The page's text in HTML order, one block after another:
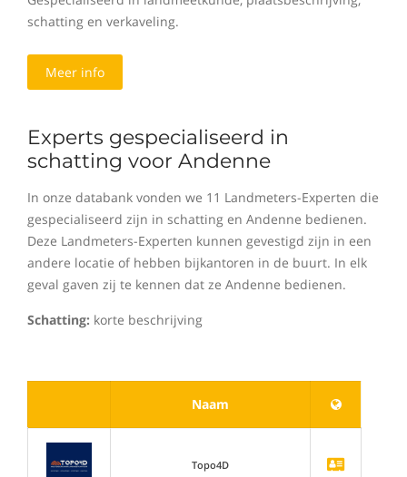
schatting en verkaveling.
Meer info
Experts gespecialiseerd in
schatting voor Andenne
In onze databank vonden we 11 Landmeters-Experten die
gespecialiseerd zijn in schatting en Andenne bedienen.
Deze Landmeters-Experten kunnen gevestigd zijn in een
andere locatie of hebben bijkantoren in de buurt. In elk
geval gaven zij te kennen dat ze Andenne bedienen.
Schatting: korte beschrijving
Naam
Topo4D